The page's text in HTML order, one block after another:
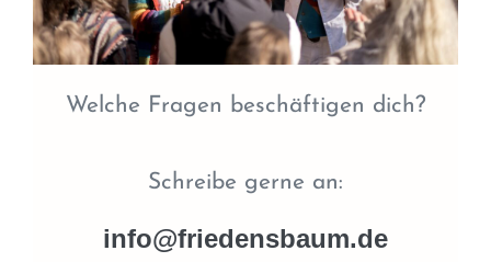
Welche Fragen beschäftigen dich?
Schreibe gerne an:
info@friedensbaum.de